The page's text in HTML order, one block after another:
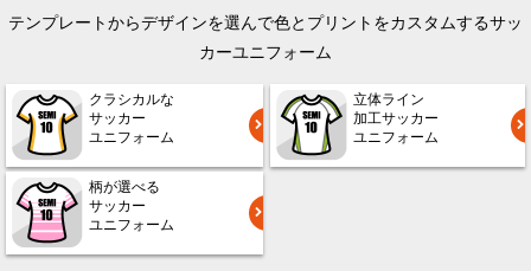
テンプレートからデザインを選んで色とプリントをカスタムするサッ
カーユニフォーム
クラシカルな
サッカー
ユニフォーム
立体ライン
加工サッカー
ユニフォーム
柄が選べる
サッカー
ユニフォーム